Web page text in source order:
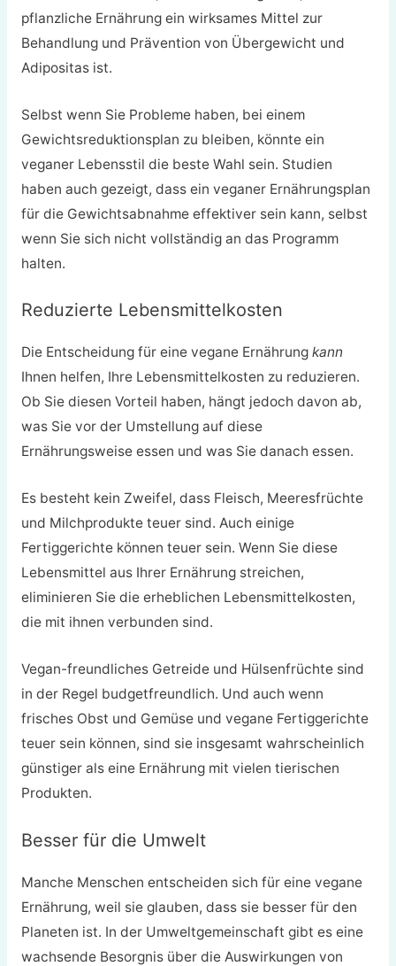
pflanzliche Ernährung ein wirksames Mittel zur
Behandlung und Prävention von Übergewicht und
Adipositas ist.
Selbst wenn Sie Probleme haben, bei einem
Gewichtsreduktionsplan zu bleiben, könnte ein
veganer Lebensstil die beste Wahl sein. Studien
haben auch gezeigt, dass ein veganer Ernährungsplan
für die Gewichtsabnahme effektiver sein kann, selbst
wenn Sie sich nicht vollständig an das Programm
halten.
Reduzierte Lebensmittelkosten
Die Entscheidung für eine vegane Ernährung kann
Ihnen helfen, Ihre Lebensmittelkosten zu reduzieren.
Ob Sie diesen Vorteil haben, hängt jedoch davon ab,
was Sie vor der Umstellung auf diese
Ernährungsweise essen und was Sie danach essen.
Es besteht kein Zweifel, dass Fleisch, Meeresfrüchte
und Milchprodukte teuer sind. Auch einige
Fertiggerichte können teuer sein. Wenn Sie diese
Lebensmittel aus Ihrer Ernährung streichen,
eliminieren Sie die erheblichen Lebensmittelkosten,
die mit ihnen verbunden sind.
Vegan-freundliches Getreide und Hülsenfrüchte sind
in der Regel budgetfreundlich. Und auch wenn
frisches Obst und Gemüse und vegane Fertiggerichte
teuer sein können, sind sie insgesamt wahrscheinlich
günstiger als eine Ernährung mit vielen tierischen
Produkten.
Besser für die Umwelt
Manche Menschen entscheiden sich für eine vegane
Ernährung, weil sie glauben, dass sie besser für den
Planeten ist. In der Umweltgemeinschaft gibt es eine
wachsende Besorgnis über die Auswirkungen von